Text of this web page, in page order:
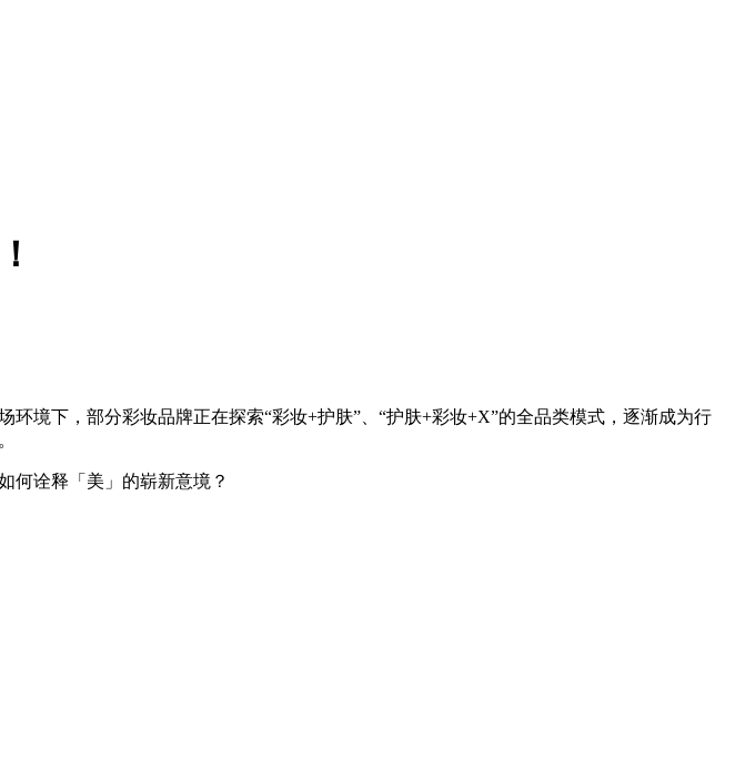
境下，部分彩妆品牌正在探索“彩妆+护肤”、“护肤+彩妆+X”的全品类模式，逐渐成为行
何诠释「美」的崭新意境？